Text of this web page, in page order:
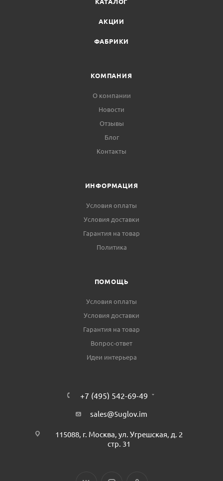
АКЦИИ
ФАБРИКИ
КОМПАНИЯ
О компании
Новости
Отзывы
Блог
Контакты
ИНФОРМАЦИЯ
Условия оплаты
Условия доставки
Гарантия на товар
Политика
ПОМОЩЬ
Условия оплаты
Условия доставки
Гарантия на товар
Вопрос-ответ
Идеи интерьера
+7 (495) 542-69-49
sales@5uglov.im
115088, г. Москва, ул. Угрешская, д. 2
стр. 31